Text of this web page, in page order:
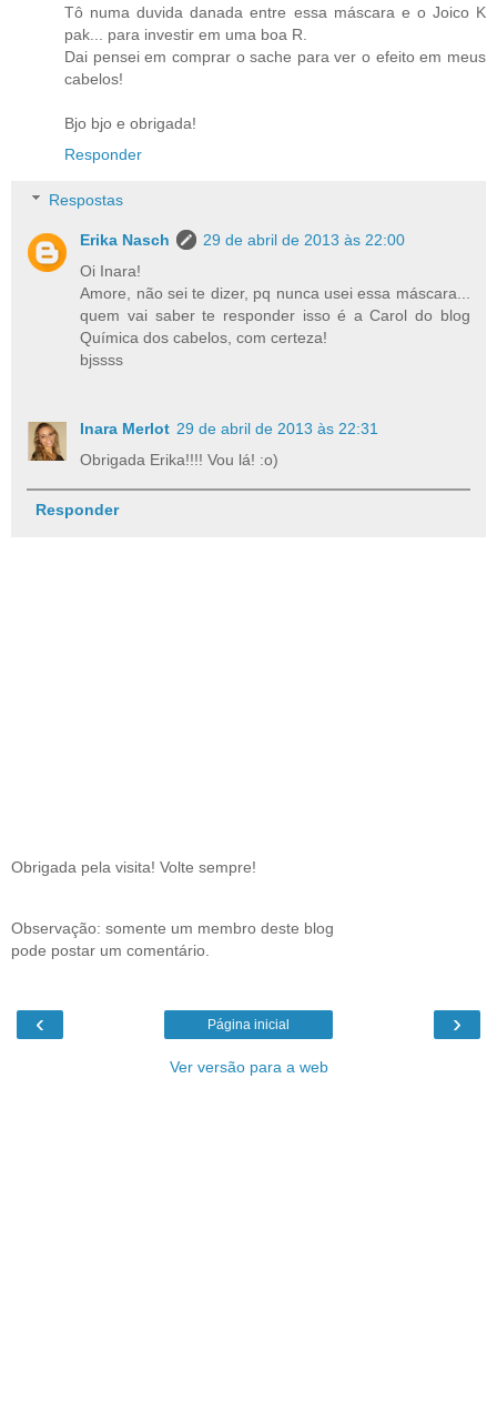
Tô numa duvida danada entre essa máscara e o Joico K
pak... para investir em uma boa R.
Dai pensei em comprar o sache para ver o efeito em meus
cabelos!
Bjo bjo e obrigada!
Responder
Respostas
Erika Nasch
29 de abril de 2013 às 22:00
Oi Inara!
Amore, não sei te dizer, pq nunca usei essa máscara...
quem vai saber te responder isso é a Carol do blog
Química dos cabelos, com certeza!
bjssss
Inara Merlot 29 de abril de 2013 às 22:31
Obrigada Erika!!!! Vou lá! :o)
Responder
Obrigada pela visita! Volte sempre!
Observação: somente um membro deste blog
pode postar um comentário.
‹ ›
Página inicial
Ver versão para a web